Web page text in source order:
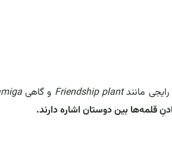
مانندFriendship plant و گاهی
قلمه‌ها بین دوستان اشاره دارند.